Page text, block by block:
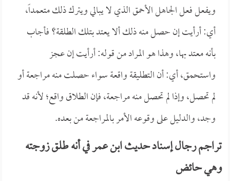
ويفعل فعل الجاهل الأحمق الذي لا يبالي ويترك ذلك متعمداً،
أي: أرأيت إن حصل منه ذلك ألا يعتد بتلك الطلقة؟ فأجاب
بأنه معتد بها، وهذا هو المراد من قوله: أرأيت إن عجز
واستحمق، أي: أن التطليقة واقعة سواء حصلت منه مراجعة أو
لم تحصل، وإذا لم تحصل منه مراجعة، فإن الطلاق واقع؛ لأنه قد
وجد، والدليل على وقوعه الأمر بالمراجعة من بعده.
تراجم رجال إسناد حديث ابن عمر في أنه طلق زوجته
وهي حائض